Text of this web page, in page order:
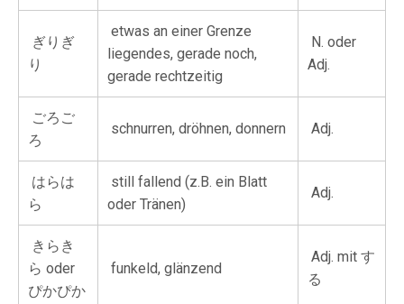
ぎりぎ
り
etwas an einer Grenze
liegendes, gerade noch,
gerade rechtzeitig
N. oder
Adj.
ごろご
ろ
schnurren, dröhnen, donnern Adj.
はらは
ら
still fallend (z.B. ein Blatt
oder Tränen)
Adj.
きらき
ら oder
ぴかぴか
funkeld, glänzend
Adj. mit す
る